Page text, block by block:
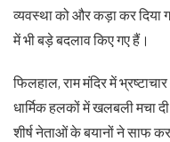
व्यवस्था को और कड़ा कर दिया
में भी बड़े बदलाव किए गए हैं।
फिलहाल, राम मंदिर में
धार्मिक हलकों में खलबली मचा
शीर्ष नेताओं के बयानों ने साफ